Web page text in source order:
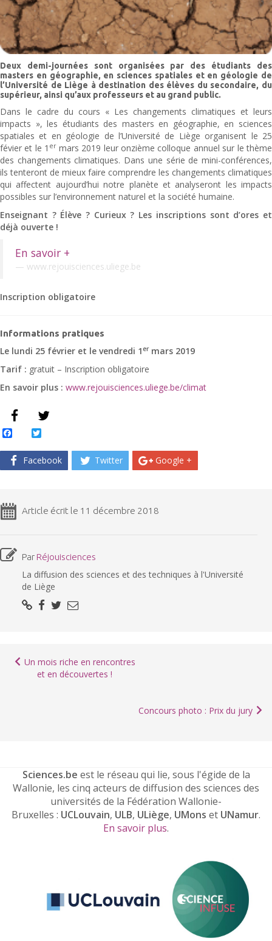
Deux demi-journées sont organisées par des étudiants des
masters en géographie, en sciences spatiales et en géologie de
l’Université de Liège à destination des élèves du secondaire, du
supérieur, ainsi qu’aux professeurs et au grand public.
Dans le cadre du cours « Les changements climatiques et leurs
impacts », les étudiants des masters en géographie, en sciences
spatiales et en géologie de l’Université de Liège organisent le 25
févier et le 1 ermars 2019 leur onzième colloque annuel sur le thème
des changements climatiques. Dans une série de mini-conférences,
ils tenteront de mieux faire comprendre les changements climatiques
qui affectent aujourd’hui notre planète et analyseront les impacts
possibles sur l’environnement naturel et la société humaine.
Enseignant ? Élève ? Curieux ? Les inscriptions sont d’ores et
déjà ouverte !
En savoir +
www.rejouisciences.uliege.be
Inscription obligatoire
Informations pratiques
Le lundi 25 février et le vendredi 1ermars 2019
Tarif : gratuit – Inscription obligatoire
En savoir plus : www.rejouisciences.uliege.be/climat
Facebook
Facebook Twitter Google +
Article écrit le 11 décembre 2018
Par Réjouisciences
La diffusion des sciences et des techniques à l'Université
de Liège
Un mois riche en rencontres
et en découvertes !
Concours photo : Prix du jury
Sciences.be est le réseau qui lie, sous l'égide de la
Wallonie, les cinq acteurs de diffusion des sciences des
universités de la Fédération Wallonie-
Bruxelles : UCLouvain, ULB, ULiège, UMons et UNamur.
En savoir plus.